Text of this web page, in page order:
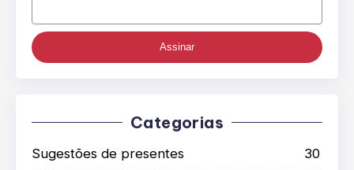
Assinar
Categorias
Sugestões de presentes 30